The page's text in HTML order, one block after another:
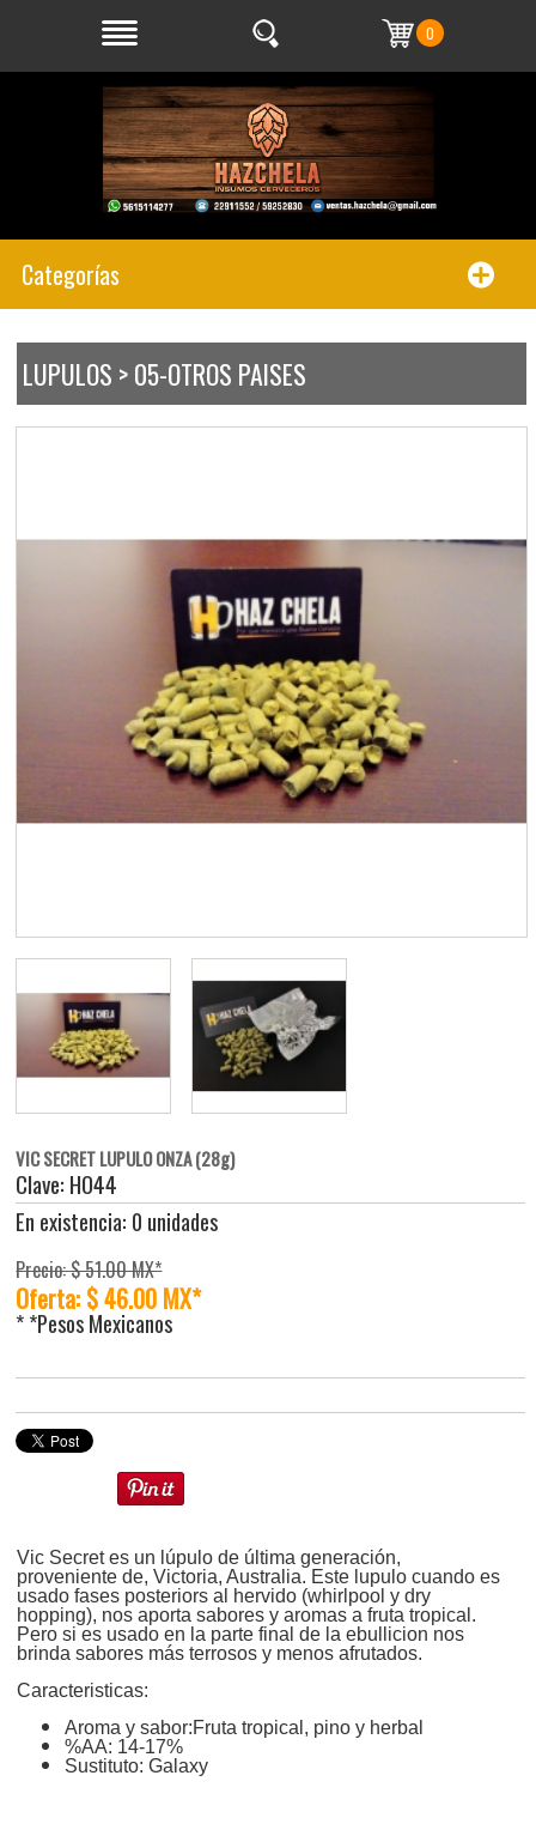
0
Categorías
LUPULOS > 05-OTROS PAISES
VIC SECRET LUPULO ONZA (28g)
Clave: HO44
En existencia: 0 unidades
Precio: $ 51.00 MX*
Oferta: $ 46.00 MX*
* *Pesos Mexicanos
Vic Secret es un lúpulo de última generación,
proveniente de, Victoria, Australia. Este lupulo cuando es
usado fases posteriors al hervido (whirlpool y dry
hopping), nos aporta sabores y aromas a fruta tropical.
Pero si es usado en la parte final de la ebullicion nos
brinda sabores más terrosos y menos afrutados.
Caracteristicas:
Aroma y sabor:Fruta tropical, pino y herbal
%AA: 14-17%
Sustituto: Galaxy